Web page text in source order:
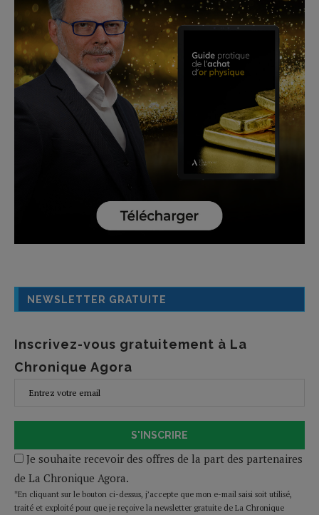
NEWSLETTER GRATUITE
Inscrivez-vous gratuitement à La
Chronique Agora
S'INSCRIRE
Je souhaite recevoir des offres de la part des partenaires
de La Chronique Agora.
*En cliquant sur le bouton ci-dessus, j’accepte que mon e-mail saisi soit utilisé,
traité et exploité pour que je reçoive la newsletter gratuite de La Chronique